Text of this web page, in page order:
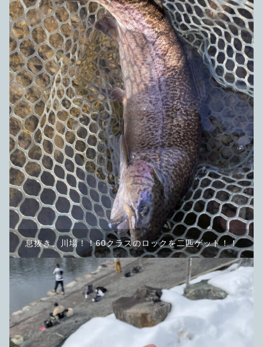
息抜き。川場！！60クラスのロックを二匹ゲット！！